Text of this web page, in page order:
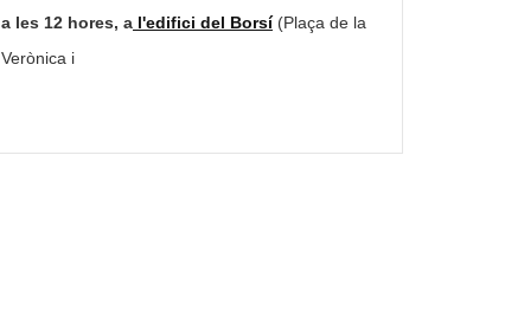
a les 12 hores, al'edifici del Borsí (Plaça de la
Verònica i